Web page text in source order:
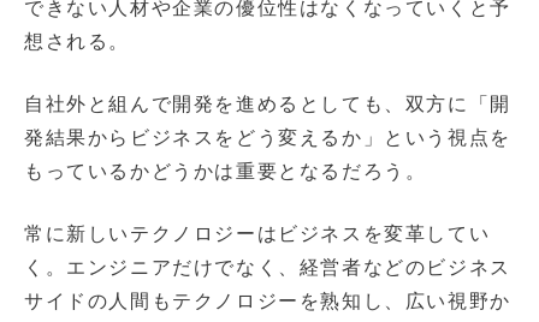
できない人材や企業の優位性はなくなっていくと予
想される。
自社外と組んで開発を進めるとしても、双方に「開
発結果からビジネスをどう変えるか」という視点を
もっているかどうかは重要となるだろう。
常に新しいテクノロジーはビジネスを変革してい
く。エンジニアだけでなく、経営者などのビジネス
サイドの人間もテクノロジーを熟知し、広い視野か